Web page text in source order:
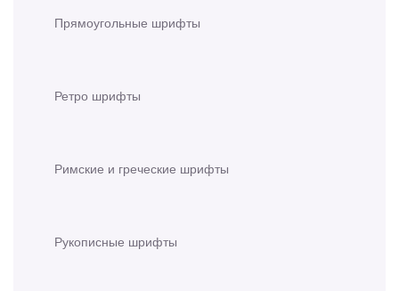
Прямоугольные шрифты
Ретро шрифты
Римские и греческие шрифты
Рукописные шрифты